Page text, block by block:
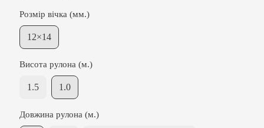
Розмір вічка (мм.)
12×14
Висота рулона (м.)
1.5 1.0
Довжина рулона (м.)